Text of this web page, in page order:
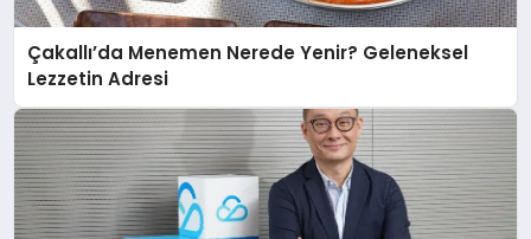
Çakallı’da Menemen Nerede Yenir? Geleneksel
Lezzetin Adresi